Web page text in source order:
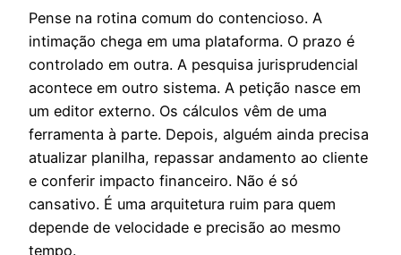
Pense na rotina comum do contencioso. A
intimação chega em uma plataforma. O prazo é
controlado em outra. A pesquisa jurisprudencial
acontece em outro sistema. A petição nasce em
um editor externo. Os cálculos vêm de uma
ferramenta à parte. Depois, alguém ainda precisa
atualizar planilha, repassar andamento ao cliente
e conferir impacto financeiro. Não é só
cansativo. É uma arquitetura ruim para quem
depende de velocidade e precisão ao mesmo
tempo.